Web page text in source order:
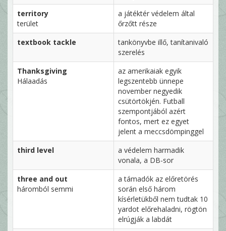
territory
terület
a játéktér védelem által
őrzőtt része
textbook tackle
tankönyvbe illő, tanítanivaló
szerelés
Thanksgiving
Hálaadás
az amerikaiak egyik
legszentebb ünnepe
november negyedik
csütörtökjén. Futball
szempontjából azért
fontos, mert ez egyet
jelent a meccsdömpinggel
third level
a védelem harmadik
vonala, a DB-sor
three and out
háromból semmi
a támadók az előretörés
során első három
kísérletükből nem tudtak 10
yardot előrehaladni, rögtön
elrúgják a labdát